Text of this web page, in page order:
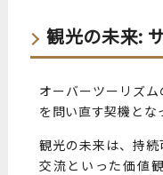
観光の未来:
オーバーツーリズ
を問い直す契機とな
観光の未来は、持
交流といった価値